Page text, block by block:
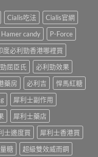
Cialis吃法
Cialis官網
Hamer candy
P-Force
度必利勁香港哪裡買
屈臣氏
必利勁效果
藥房 必利吉
悍馬紅糖
犀利士副作用
犀利士藥店
士邊度買
犀利士香港買
糖 超級雙效威而鋼